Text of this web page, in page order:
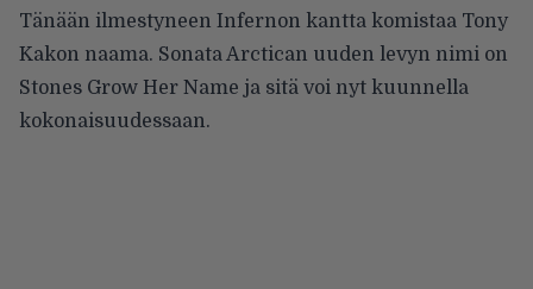
Tänään ilmestyneen Infernon kantta komistaa Tony
Kakon naama. Sonata Arctican uuden levyn nimi on
Stones Grow Her Name ja sitä voi nyt kuunnella
kokonaisuudessaan.